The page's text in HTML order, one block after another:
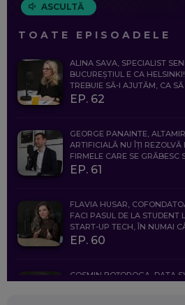
ASCULTĂ
TOATE EPISOADELE
ALINA SAVA, SPECIALIST
BUCUREȘTIUL E CA
TREBUIE SĂ-I AJUTĂM, CA
EP. 62
GEORGE PANAINTE,
ARTIFICIALĂ NU ÎȚI REZOLVĂ
FIRMELE CARE SE GRĂBESC
EP. 61
FLAVIA HUSAR,
FACI PASUL DE LA STUDENT
START-UP TECH, ÎN NUMAI
EP. 60
COSMIN BOȚOROGA, DATA